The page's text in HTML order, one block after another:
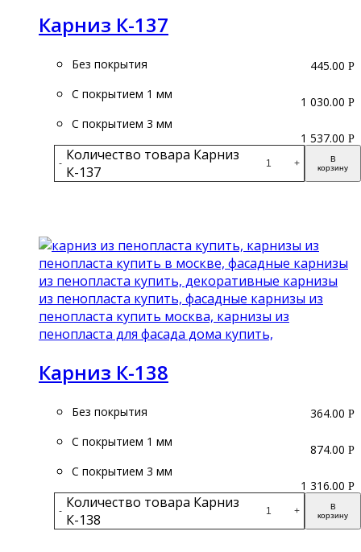
Карниз К-137
Без покрытия
С покрытием 1 мм
С покрытием 3 мм
- Количество товара Карниз
К-137
+
В
корзину
445.00 Р
1 030.00 Р
1 537.00 Р
Карниз К-138
Без покрытия
С покрытием 1 мм
С покрытием 3 мм
- Количество товара Карниз
К-138
+
В
корзину
364.00 Р
874.00 Р
1 316.00 Р